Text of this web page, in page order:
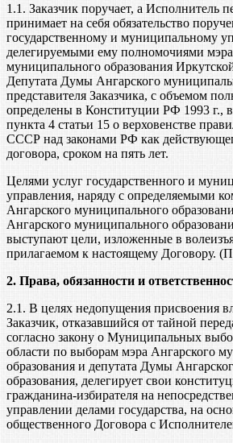
1.1. Заказчик поручает, а Исполнитель
принимает на себя обязательство
государственному и муниципальному
делегируемыми ему полномочиями
муниципального образования
Депутата Думы Ангарского
представителя Заказчика, с объемом
определены в Конституции РФ 1993 г.,
пункта 4 статьи 15 о верховенстве
СССР над законами РФ как
договора, сроком на пять лет.
Целями услуг государственного и
управления, наряду с определяемыми
Ангарского муниципального
Ангарского муниципального
выступают цели, изложенные в
прилагаемом к настоящему Договору.
2. Права, обязанности и
2.1. В целях недопущения присвоения
Заказчик, отказавшийся от тайной
согласно закону о Муниципальных
области по выборам мэра Ангарского
образования и депутата Думы
образования, делегирует свои
гражданина-избирателя на
управлении делами государства, на
общественного Договора с